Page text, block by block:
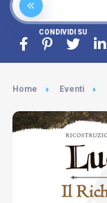
CONDIVIDI SU
Home Eventi